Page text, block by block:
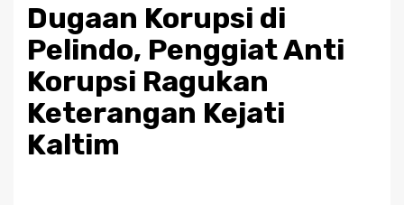
Dugaan Korupsi di
Pelindo, Penggiat Anti
Korupsi Ragukan
Keterangan Kejati
Kaltim